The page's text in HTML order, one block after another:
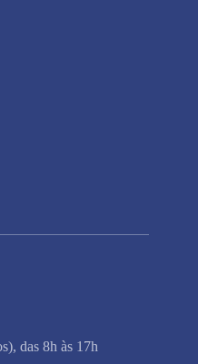
das 8h às 17h